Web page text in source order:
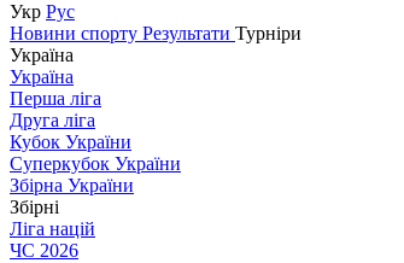
Укр Рус
Новини спорту Результати Турніри
Україна
Україна
Перша ліга
Друга ліга
Кубок України
Суперкубок України
Збірна України
Збірні
Ліга націй
ЧС 2026